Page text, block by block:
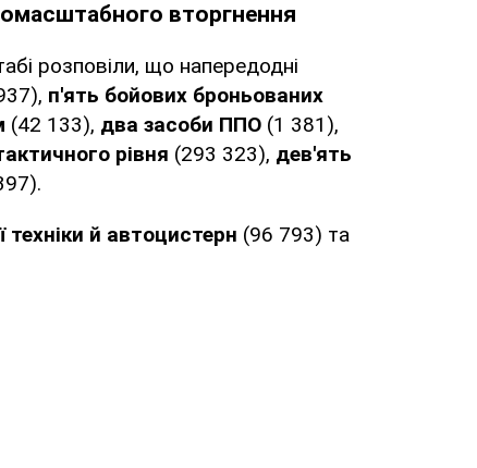
вторгнення
розповіли, що напередодні
п'ять бойових броньованих
(42 133), два засоби ППО (1 381),
рівня (293 323), дев'ять
техніки й автоцистерн (96 793) та